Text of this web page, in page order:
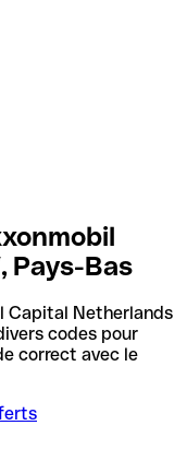
Pays-Bas
Capital Netherlands
codes pour
correct avec le